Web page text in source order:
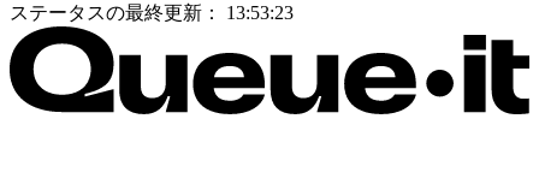
ステータスの最終更新： 13:53:23